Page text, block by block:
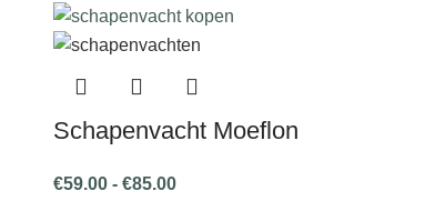
Schapenvacht Moeflon
€59.00 - €85.00